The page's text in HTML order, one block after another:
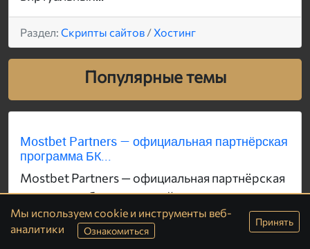
Раздел: Скрипты сайтов /Хостинг
Популярные темы
Mostbet Partners — официальная партнёрская
программа БК...
Mostbet Partners — официальная партнёрская
программа букмекерской компании
Мостбет,...
Мы используем cookie и инструменты веб-
аналитики
Ознакомиться
Принять